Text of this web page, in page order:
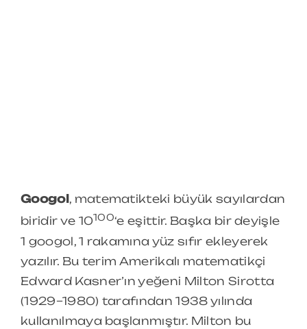
Googol , matematikteki büyük sayılardan
biridir ve 10100‘e eşittir. Başka bir deyişle
1 googol, 1 rakamına yüz sıfır ekleyerek
yazılır. Bu terim Amerikalı matematikçi
Edward Kasner’ın yeğeni Milton Sirotta
(1929–1980) tarafından 1938 yılında
kullanılmaya başlanmıştır. Milton bu